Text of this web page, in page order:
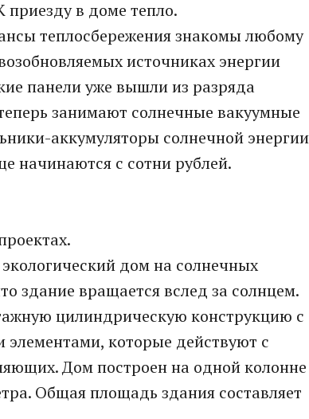
в доме тепло.
теплосбережения знакомы любому
источниках энергии
панели уже вышли из разряда
занимают солнечные вакуумные
аккумуляторы солнечной энергии
начинаются с сотни рублей.
дом на солнечных
здание вращается вслед за солнцем.
цилиндрическую конструкцию с
которые действуют с
Дом построен на одной колонне
Общая площадь здания составляет